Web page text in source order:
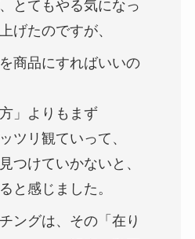
とてもやる気になっ
げたのですが、
商品にすればいいの
」よりもまず
ツリ観ていって、
つけていかないと、
と感じました。
ングは、その「在り